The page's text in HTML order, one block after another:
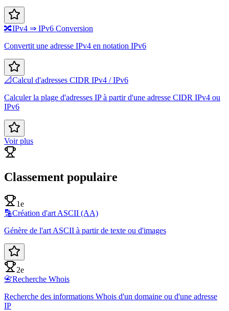
🔀IPv4 ⇒ IPv6 Conversion
Convertit une adresse IPv4 en notation IPv6
📐Calcul d'adresses CIDR IPv4 / IPv6
Calculer la plage d'adresses IP à partir d'une adresse CIDR IPv4 ou
IPv6
Voir plus
Classement populaire
1e
🔡Création d'art ASCII (AA)
Génère de l'art ASCII à partir de texte ou d'images
2e
📇Recherche Whois
Recherche des informations Whois d'un domaine ou d'une adresse
IP